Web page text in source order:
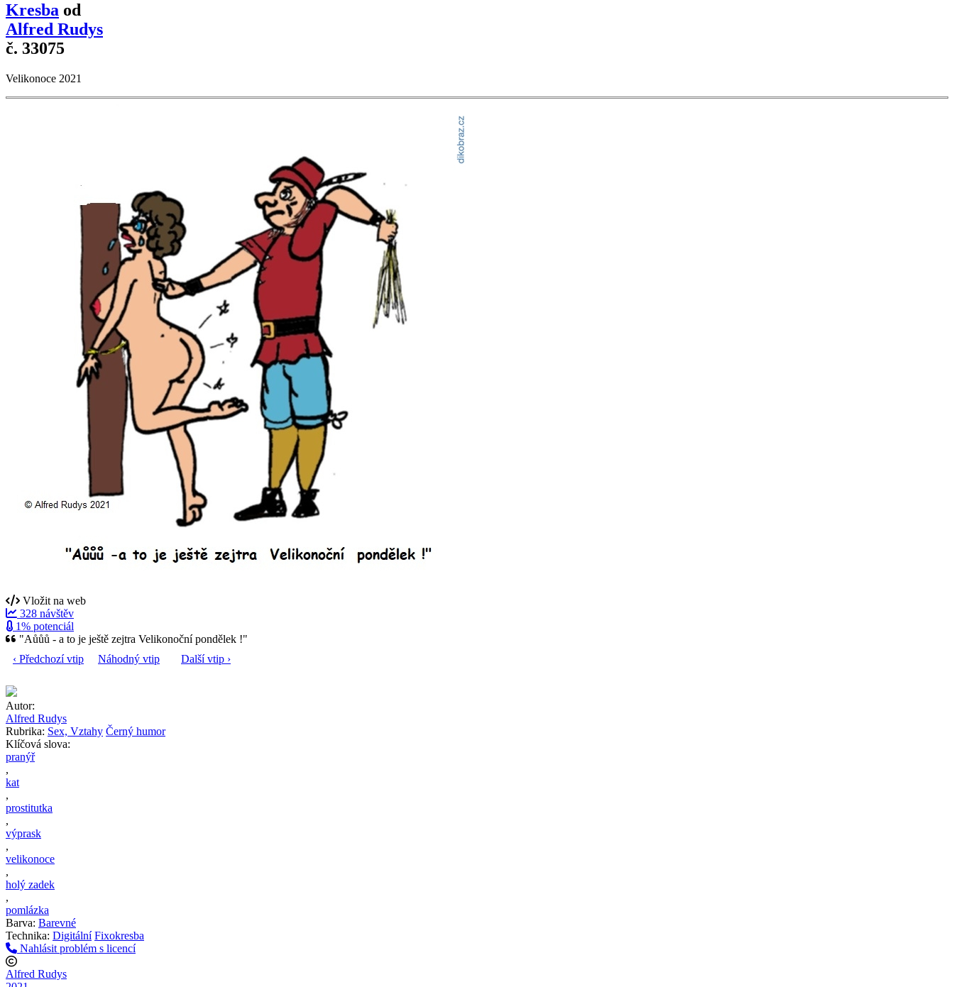
Kresba od
Alfred Rudys
č. 33075
Velikonoce 2021
Vložit na web
328 návštěv
1% potenciál
"Aůůů - a to je ještě zejtra Velikonoční pondělek !"
‹ Předchozí vtip
Náhodný vtip Další vtip ›
Autor:
Alfred Rudys
Rubrika: Sex, Vztahy Černý humor
Klíčová slova:
pranýř
,
kat
,
prostitutka
,
výprask
,
velikonoce
,
holý zadek
,
pomlázka
Barva: Barevné
Technika: Digitální Fixokresba
Nahlásit problém s licencí
Alfred Rudys